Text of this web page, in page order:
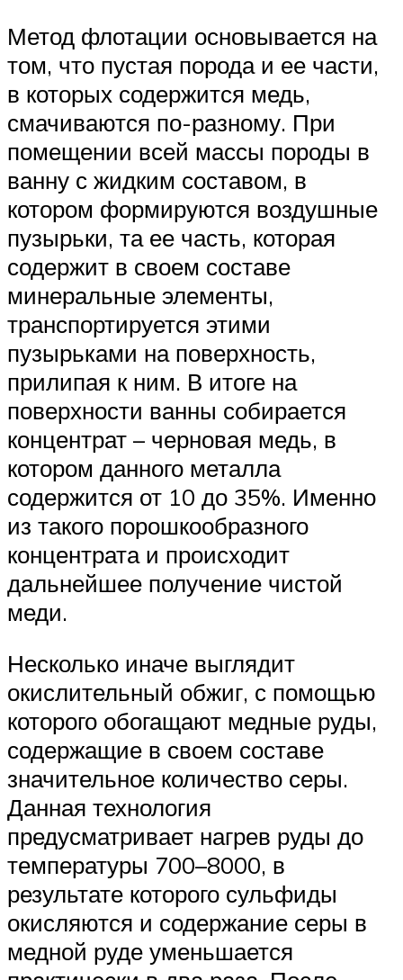
Метод флотации основывается на
том, что пустая порода и ее части,
в которых содержится медь,
смачиваются по-разному. При
помещении всей массы породы в
ванну с жидким составом, в
котором формируются воздушные
пузырьки, та ее часть, которая
содержит в своем составе
минеральные элементы,
транспортируется этими
пузырьками на поверхность,
прилипая к ним. В итоге на
поверхности ванны собирается
концентрат – черновая медь, в
котором данного металла
содержится от 10 до 35%. Именно
из такого порошкообразного
концентрата и происходит
дальнейшее получение чистой
меди.
Несколько иначе выглядит
окислительный обжиг, с помощью
которого обогащают медные руды,
содержащие в своем составе
значительное количество серы.
Данная технология
предусматривает нагрев руды до
температуры 700–8000, в
результате которого сульфиды
окисляются и содержание серы в
медной руде уменьшается